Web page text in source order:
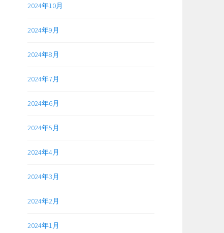
2024年10月
2024年9月
2024年8月
2024年7月
2024年6月
2024年5月
2024年4月
2024年3月
2024年2月
2024年1月